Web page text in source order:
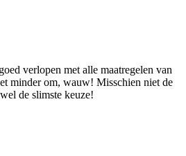
verlopen met alle maatregelen van
minder om, wauw! Misschien niet de
de slimste keuze!